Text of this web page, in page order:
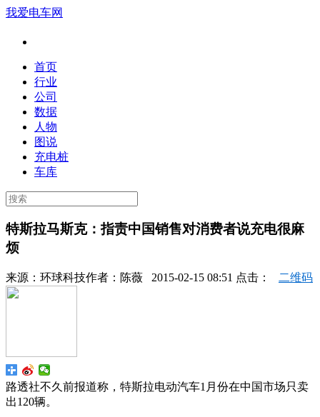
我爱电车网
首页
行业
公司
数据
人物
图说
充电桩
车库
特斯拉马斯克：指责中国销售对消费者说充电很麻
烦
来源： 环球科技作者： 陈薇 2015-02-15 08:51 点击： 二维码
路透社不久前报道称，特斯拉电动汽车1月份在中国市场只卖
出120辆。